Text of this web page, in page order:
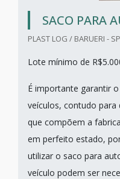
SACO PARA
PLAST LOG / BARUERI - SP
Lote mínimo de
É importante garantir
veículos, contudo para
que compõem a
em perfeito estado,
utilizar o saco para
veículo podem ser